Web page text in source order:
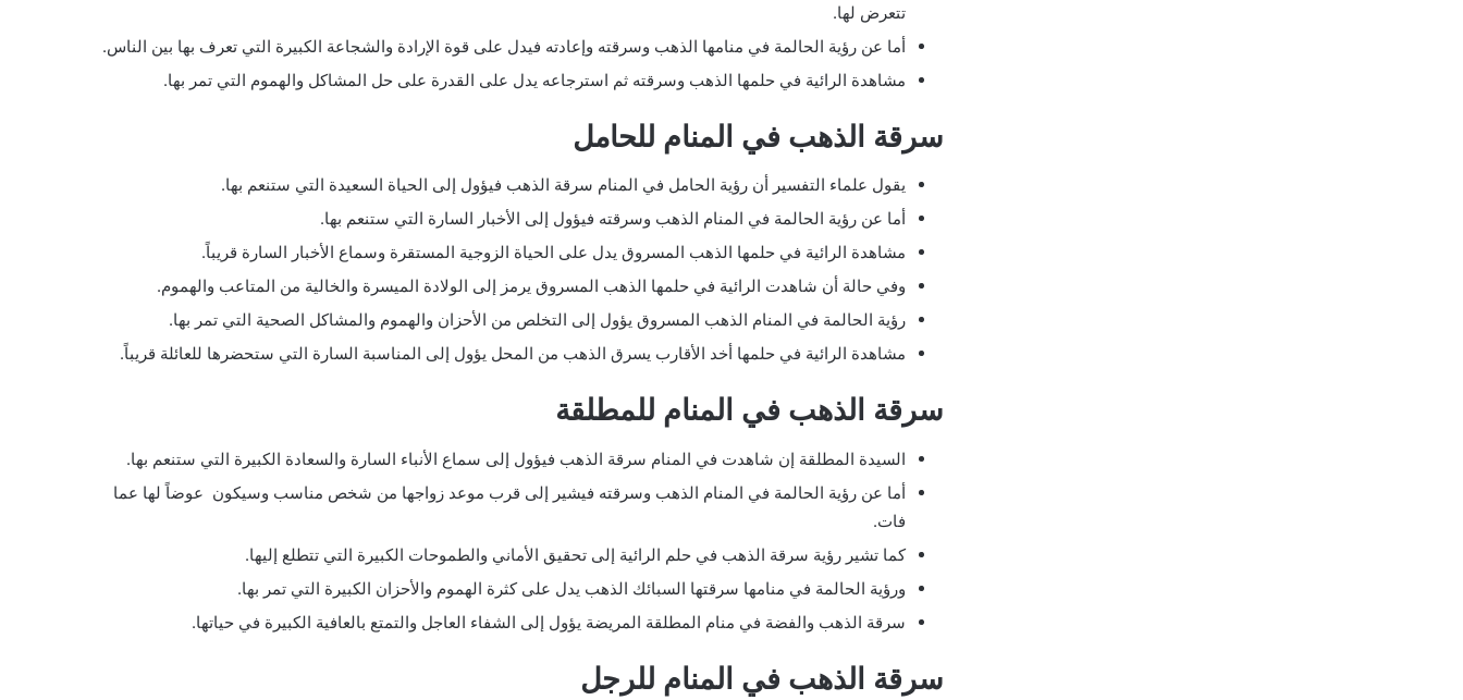
تتعرض لها.
أما عن رؤية الحالمة في منامها الذهب وسرقته وإعادته فيدل على قوة الإرادة والشجاعة الكبيرة التي تعرف بها بين الناس.
مشاهدة الرائية في حلمها الذهب وسرقته ثم استرجاعه يدل على القدرة على حل المشاكل والهموم التي تمر بها.
سرقة الذهب في المنام للحامل
يقول علماء التفسير أن رؤية الحامل في المنام سرقة الذهب فيؤول إلى الحياة السعيدة التي ستنعم بها.
أما عن رؤية الحالمة في المنام الذهب وسرقته فيؤول إلى الأخبار السارة التي ستنعم بها.
مشاهدة الرائية في حلمها الذهب المسروق يدل على الحياة الزوجية المستقرة وسماع الأخبار السارة قريباً.
وفي حالة أن شاهدت الرائية في حلمها الذهب المسروق يرمز إلى الولادة الميسرة والخالية من المتاعب والهموم.
رؤية الحالمة في المنام الذهب المسروق يؤول إلى التخلص من الأحزان والهموم والمشاكل الصحية التي تمر بها.
مشاهدة الرائية في حلمها أخد الأقارب يسرق الذهب من المحل يؤول إلى المناسبة السارة التي ستحضرها للعائلة قريباً.
سرقة الذهب في المنام للمطلقة
السيدة المطلقة إن شاهدت في المنام سرقة الذهب فيؤول إلى سماع الأنباء السارة والسعادة الكبيرة التي ستنعم بها.
أما عن رؤية الحالمة في المنام الذهب وسرقته فيشير إلى قرب موعد زواجها من شخص مناسب وسيكون عوضاً لها عما
فات.
كما تشير رؤية سرقة الذهب في حلم الرائية إلى تحقيق الأماني والطموحات الكبيرة التي تتطلع إليها.
ورؤية الحالمة في منامها سرقتها السبائك الذهب يدل على كثرة الهموم والأحزان الكبيرة التي تمر بها.
سرقة الذهب والفضة في منام المطلقة المريضة يؤول إلى الشفاء العاجل والتمتع بالعافية الكبيرة في حياتها.
سرقة الذهب في المنام للرجل